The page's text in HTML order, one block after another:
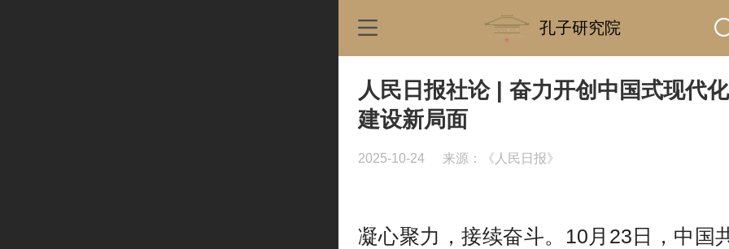
孔子研究院
人民日报社论 | 奋力开创中国式现代化
建设新局面
2025-10-24 来源：《人民日报》
凝心聚力，接续奋斗。10月23日，中国